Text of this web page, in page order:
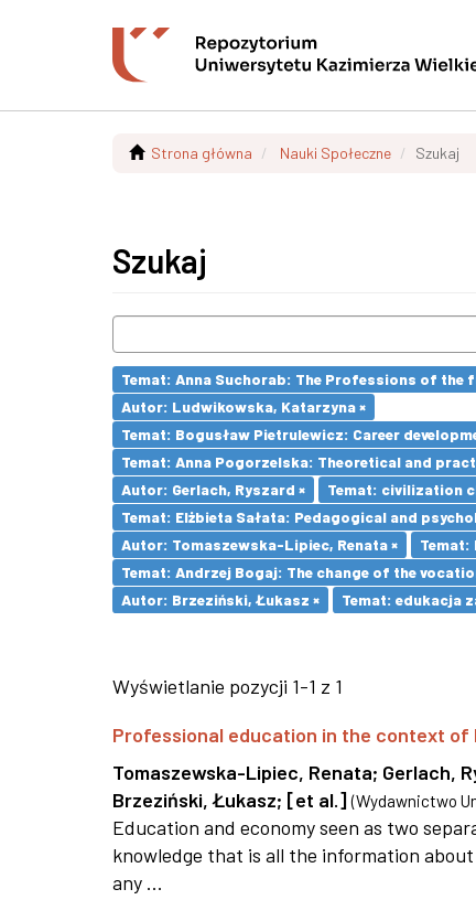
Strona główna Nauki Społeczne Szukaj
Szukaj
Temat: Anna Suchorab: The Professions of
Autor: Ludwikowska, Katarzyna ×
Temat: Bogusław Pietrulewicz: Career
Temat: Anna Pogorzelska: Theoretical and
Autor: Gerlach, Ryszard ×
Temat: civilization
Temat: Elżbieta Sałata: Pedagogical and
Autor: Tomaszewska-Lipiec, Renata ×
Temat:
Temat: Andrzej Bogaj: The change of the
Autor: Brzeziński, Łukasz ×
Temat: edukacja
Wyświetlanie pozycji 1-1 z 1
Professional education in the context of
Tomaszewska-Lipiec, Renata; Gerlach,
Brzeziński, Łukasz; [et al.] (Wydawnictwo
Education and economy seen as two
knowledge that is all the information
any ...